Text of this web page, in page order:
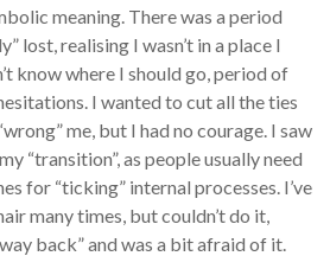
meaning. There was a period
lost, realising I wasn’t in a place I
know where I should go, period of
I wanted to cut all the ties
me, but I had no courage. I saw
“transition”, as people usually need
for “ticking” internal processes. I’ve
many times, but couldn’t do it,
back” and was a bit afraid of it.